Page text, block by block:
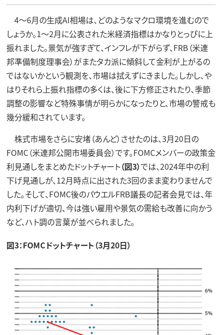
4～6月の生成AI相場は、どのようなマクロ環境を進むので
しょうか。1～2月に公表された米経済指標はかなりとっぴに上
振れました。景気が強すぎて、インフレが下がらず、FRB（米連
邦準備制度理事会）がまたタカ派に傾斜して金利が上がるの
ではないかという観測を、市場は拭えずにきました。しかし、や
はりそれら上振れ指標の多くは、後に下方修正されたり、季節
調整の影響など特殊事情が明らかになったりと、市場の警戒も
幾分緩和されています。
株式市場をさらに安堵（あんど）させたのは、3月20日の
FOMC（米連邦公開市場委員会）です。FOMCメンバーの政策金
利見通しをまとめたドットチャート（図3）では、2024年中の利
下げ見通しが、12月時点に出された3回のまま変わりませんで
した。そして、FOMC後のパウエルFRB議長の記者会見では、年
内利下げが適切、今は強い雇用や景気の需給も改善に向かう
など、ハト調の言葉が並べられました。
図3：FOMCドットチャート（3月20日）